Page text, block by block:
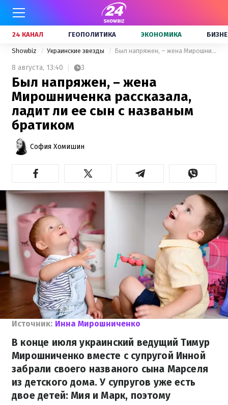
24 КАНАЛ ГЕОПОЛИТИКА ЭКОНОМИКА
Showbiz Украинские звезды Был напряжен, – жена Мирошниченка рассказала, ладит ли ее сын с названым братиком
8 августа, 13:40 3
Был напряжен, – жена
Мирошниченка рассказала,
ладит ли ее сын с названым
братиком
София Хомишин
Источник: Инна Мирошниченко
В конце июля украинский ведущий Тимур
Мирошниченко вместе с супругой Инной
забрали своего названого сына Марселя
из детского дома. У супругов уже есть
двое детей: Мия и Марк, поэтому